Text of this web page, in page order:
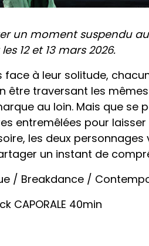
un moment suspendu
12 et 13 mars 2026.
à leur solitude,
être traversant les
au loin. Mais que se
entremêlées pour
les deux
un instant de
/ Breakdance /
CAPORALE 40min